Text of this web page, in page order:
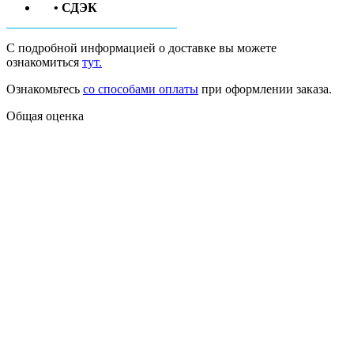
• СДЭК
С подробной информацией о доставке вы можете
ознакомиться тут.
Ознакомьтесь со способами оплаты при оформлении заказа.
Общая оценка